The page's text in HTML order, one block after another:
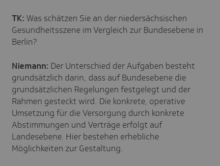
TK: Was schätzen Sie an der niedersächsischen
Gesundheitsszene im Vergleich zur Bundesebene in
Berlin?
Niemann: Der Unterschied der Aufgaben besteht
grundsätzlich darin, dass auf Bundesebene die
grundsätzlichen Regelungen festgelegt und der
Rahmen gesteckt wird. Die konkrete, operative
Umsetzung für die Versorgung durch konkrete
Abstimmungen und Verträge erfolgt auf
Landesebene. Hier bestehen erhebliche
Möglichkeiten zur Gestaltung.